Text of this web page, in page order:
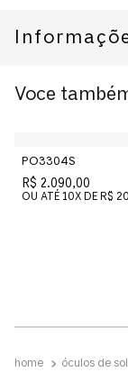
CUIDADOS COM O
0PO3348V 53
Havana
Cristal
Material
Voce
PO3304S
R$ 2.090,00
OU ATÉ 10X DE R$
óculos de sol